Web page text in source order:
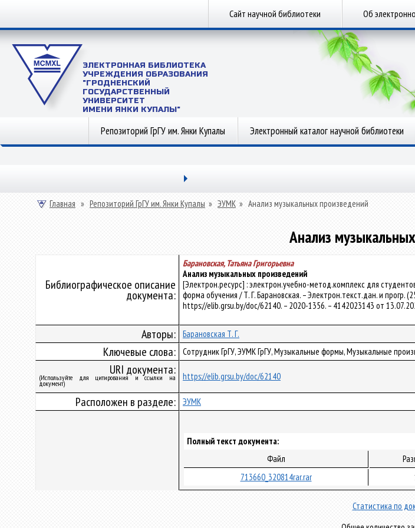
Сайт научной библиотеки Об
ЭЛЕКТРОННАЯ БИБЛИОТЕКА
УЧРЕЖДЕНИЯ ОБРАЗОВАНИЯ
"ГРОДНЕНСКИЙ
ГОСУДАРСТВЕННЫЙ
УНИВЕРСИТЕТ
ИМЕНИ ЯНКИ КУПАЛЫ"
Репозиторий ГрГУ им. Янки Купалы Электронный каталог научной библиотеки
Главная » Репозиторий ГрГУ им. Янки Купалы » ЭУМК » Анализ музыкальных произведений
Анализ
Библиографическое описание
документа:
Барановская, Татьяна Григорьевна
Анализ музыкальных произведений
[Электрон.ресурс] : электрон.учебно-метод.комплекс для
форма обучения / Т. Г. Барановская. – Электрон.текст.дан. и прогр.
https://elib.grsu.by/doc/62140. – 2020-1356. – 4142023143 от
Авторы: Барановская Т. Г.
Ключевые слова: Сотрудник ГрГУ, ЭУМК ГрГУ, Музыкальные формы, Музыкальные
URI документа:
(Используйте для цитирования и ссылки на
документ)
https://elib.grsu.by/doc/62140
Расположен в разделе: ЭУМК
Полный текст документа:
Файл
713660_320814rar.rar
Статистика по